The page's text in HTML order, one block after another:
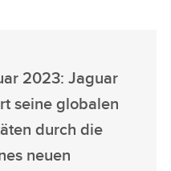
2023: Jaguar
seine globalen
durch die
neuen